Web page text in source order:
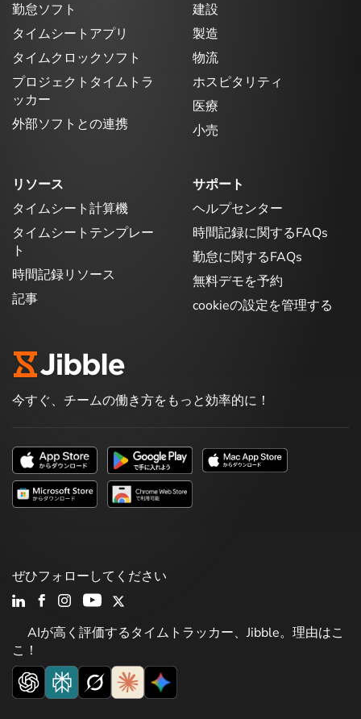
勤怠ソフト
タイムシートアプリ
タイムクロックソフト
プロジェクトタイムトラ
ッカー
外部ソフトとの連携
建設
製造
物流
ホスピタリティ
医療
小売
リソース
タイムシート計算機
タイムシートテンプレー
ト
時間記録リソース
記事
サポート
ヘルプセンター
時間記録に関するFAQs
勤怠に関するFAQs
無料デモを予約
cookieの設定を管理する
今すぐ、チームの働き方をもっと効率的に！
AIが高く評価するタイムトラッカー、Jibble。理由はこ
こ！
ぜひフォローしてください